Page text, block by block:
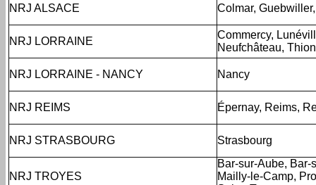
NRJ ALSACE
Colmar,
NRJ LORRAINE
Commercy,
Neufchâteau,
NRJ LORRAINE - NANCY Nancy
NRJ REIMS Épernay, Reims,
NRJ STRASBOURG Strasbourg
NRJ TROYES
Bar-sur-Aube,
Mailly-le-Camp,